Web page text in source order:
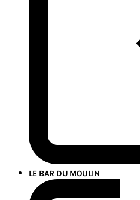
LE BAR DU MOULIN